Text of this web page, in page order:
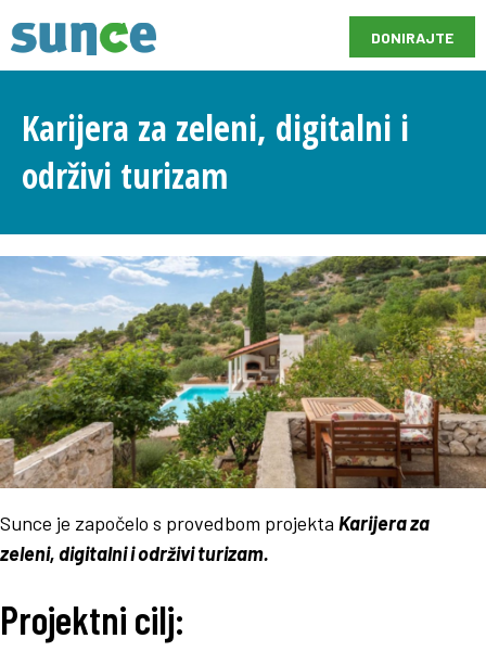
DONIRAJTE
Karijera za zeleni, digitalni i
održivi turizam
Sunce je započelo s provedbom projekta Karijera za
zeleni, digitalni i održivi turizam.
Projektni cilj: